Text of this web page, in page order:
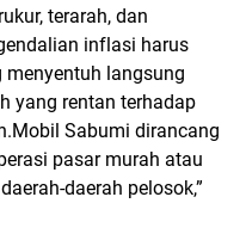
terarah, dan
inflasi harus
langsung
yang rentan terhadap
Sabumi dirancang
pasar murah atau
daerah pelosok,”